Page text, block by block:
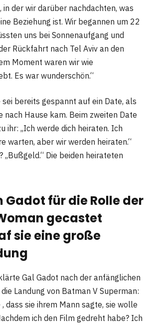
in der wir darüber nachdachten, was
Beziehung ist. Wir begannen um 22
uns bei Sonnenaufgang und
Rückfahrt nach Tel Aviv an den
Moment waren wir wie
Es war wunderschön.“
sei bereits gespannt auf ein Date, als
nach Hause kam. Beim zweiten Date
ihr: „Ich werde dich heiraten. Ich
warten, aber wir werden heiraten.“
„Bußgeld.“ Die beiden heirateten
Gadot für die Rolle der
gecastet
sie eine große
Gal Gadot nach der anfänglichen
Landung von Batman V Superman:
dass sie ihrem Mann sagte, sie wolle
ich den Film gedreht habe? Ich